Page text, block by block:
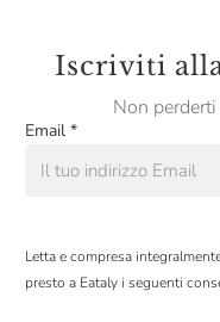
Pariani
Pastificio Artusi
Podere Cittadella
Produttori Di
Iscriviti
Non
Email *
Letta e compresa
presto a Eataly i seguenti